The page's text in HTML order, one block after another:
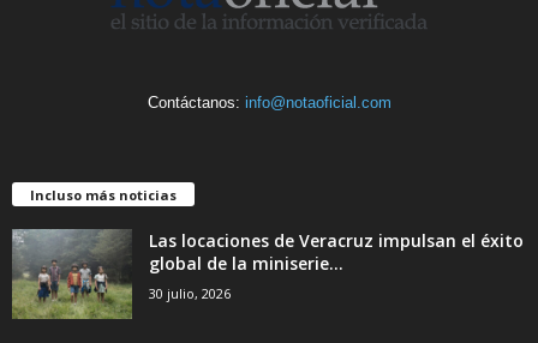
Contáctanos: info@notaoficial.com
Incluso más noticias
Las locaciones de Veracruz impulsan el éxito
global de la miniserie...
30 julio, 2026